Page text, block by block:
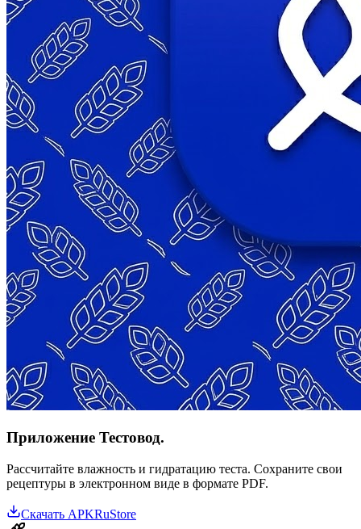
Приложение Тестовод.
Рассчитайте влажность и гидратацию теста. Сохраните свои
Скачать APKRuStore
ТЕСТОВОД